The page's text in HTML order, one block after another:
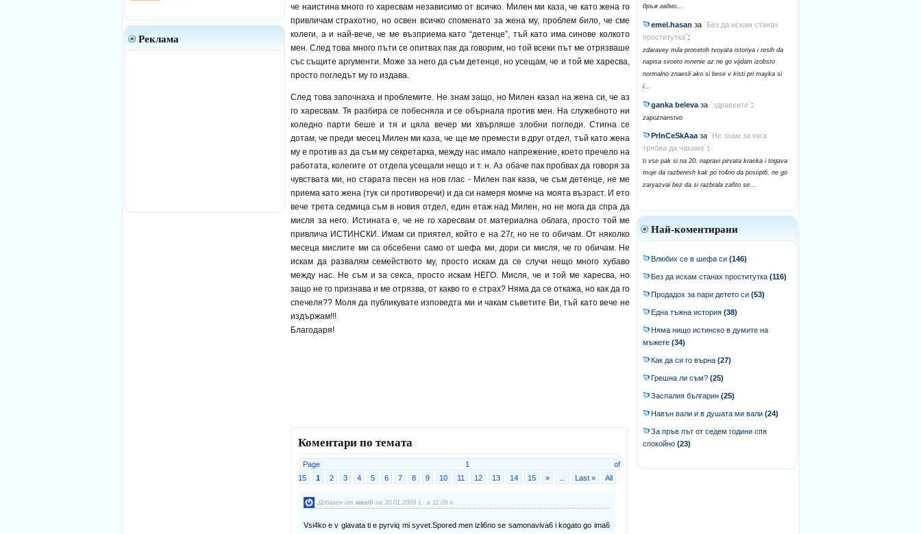
че наистина много го харесвам независимо от всичко. Милен ми каза, че като жена го
привличам страхотно, но освен всичко споменато за жена му, проблем било, че сме
колеги, а и най-вече, че ме възприема като “детенце”, тъй като има синове колкото
мен. След това много пъти се опитвах пак да говорим, но той всеки път ме отрязваше
със същите аргументи. Може за него да съм детенце, но усещам, че и той ме харесва,
просто погледът му го издава.
След това започнаха и проблемите. Не знам защо, но Милен казал на жена си, че аз
го харесвам. Тя разбира се побесняла и се обърнала против мен. На служебното ни
коледно парти беше и тя и цяла вечер ми хвърляше злобни погледи. Стигна се
дотам, че преди месец Милен ми каза, че ще ме премести в друг отдел, тъй като жена
му е против аз да съм му секретарка, между нас имало напрежение, което пречело на
работата, колегите от отдела усещали нещо и т. н. Аз обаче пак пробвах да говоря за
чувствата ми, но старата песен на нов глас - Милен пак каза, че съм детенце, не ме
приема като жена (тук си противоречи) и да си намеря момче на моята възраст. И ето
вече трета седмица съм в новия отдел, един етаж над Милен, но не мога да спра да
мисля за него. Истината е, че не го харесвам от материална облага, просто той ме
привлича ИСТИНСКИ. Имам си приятел, който е на 27г, но не го обичам. От няколко
месеца мислите ми са обсебени само от шефа ми, дори си мисля, че го обичам. Не
искам да развалям семейството му, просто искам да се случи нещо много хубаво
между нас. Не съм и за секса, просто искам НЕГО. Мисля, че и той ме харесва, но
защо не го признава и ме отрязва, от какво го е страх? Няма да се откажа, но как да го
спечеля?? Моля да публикувате изповедта ми и чакам съветите Ви, тъй като вече не
издържам!!!
Благодаря!
Коментари по темата
Page 1 of
15
1 2 3 4 5 6 7 8 9 10 11 12 13 14 15 » Last » All
Добавен от wasiliна 30.01.2009 г., в 11:09 ч.
Vsi4ko e v glavata ti e pyrviq mi syvet.Spored men izli6no se samonaviva6 i kogato go ima6
дръж гадно...
emel.hasan за `Без да искам станах
проститутка`:
zdaravey mila procetoh tvoyata istoriya i resih da
napisa svoeto mnenie az ne go vijdam izobsto
normalno znaesli ako si bese v kisti pri mayka si
i...
ganka beleva за `здравеите`:
zapoznanstvo
PrInCeSkAaa за `Не знам за кога
трябва да чакаме`:
ti vse pak si na 20, napravi pirvata kracka i togava
moje da razberesh kak po to4no da postipi6, ne go
zaryazvai bez da si razbrala za6to se...
Най-коментирани
Влюбих се в шефа си (146)
Без да искам станах проститутка (116)
Продадох за пари детето си (53)
Една тъжна история (38)
Няма нищо истинско в думите на
мъжете (34)
Как да си го върна (27)
Грешна ли съм? (25)
Заспалия българин (25)
Навън вали и в душата ми вали (24)
За пръв път от седем години спя
спокойно (23)
Реклама